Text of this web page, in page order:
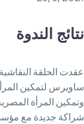
نتائج الندوة
عقدت الحلقة
ساويرس لتمكين
وتمكين المرأة
شراكة جديدة مع